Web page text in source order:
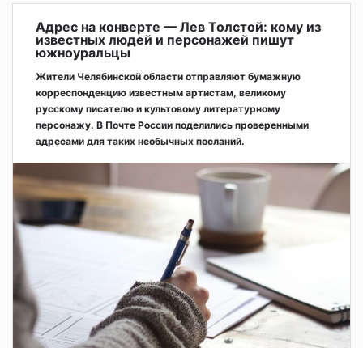
Адрес на конверте — Лев Толстой: кому из
известных людей и персонажей пишут
южноуральцы
Жители Челябинской области отправляют бумажную
корреспонденцию известным артистам, великому
русскому писателю и культовому литературному
персонажу. В Почте России поделились проверенными
адресами для таких необычных посланий.